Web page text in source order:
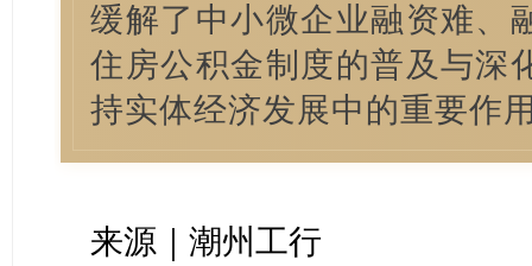
缓解了中小微企业融资难、
住房公积金制度的普及与深
持实体经济发展中的重要作
来源｜潮州工行